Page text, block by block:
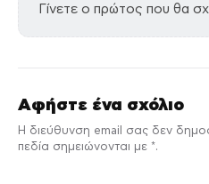
Γίνετε ο πρώτος που θα
Αφήστε ένα σχόλιο
Η διεύθυνση email σας δεν
πεδία σημειώνονται με *.